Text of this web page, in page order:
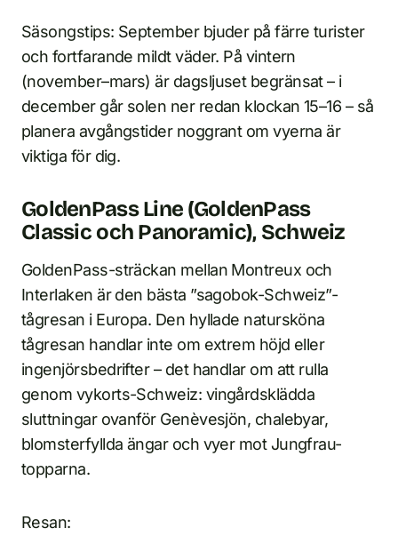
Säsongstips: September bjuder på färre turister
och fortfarande mildt väder. På vintern
(november–mars) är dagsljuset begränsat – i
december går solen ner redan klockan 15–16 – så
planera avgångstider noggrant om vyerna är
viktiga för dig.
GoldenPass Line (GoldenPass
Classic och Panoramic), Schweiz
GoldenPass-sträckan mellan Montreux och
Interlaken är den bästa ”sagobok-Schweiz”-
tågresan i Europa. Den hyllade natursköna
tågresan handlar inte om extrem höjd eller
ingenjörsbedrifter – det handlar om att rulla
genom vykorts-Schweiz: vingårdsklädda
sluttningar ovanför Genèvesjön, chalebyar,
blomsterfyllda ängar och vyer mot Jungfrau-
topparna.
Resan: